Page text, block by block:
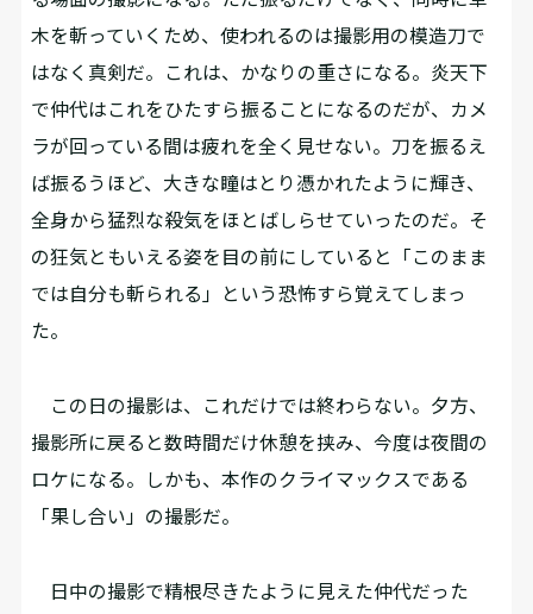
木を斬っていくため、使われるのは撮影用の模造刀で
はなく真剣だ。これは、かなりの重さになる。炎天下
で仲代はこれをひたすら振ることになるのだが、カメ
ラが回っている間は疲れを全く見せない。刀を振るえ
ば振るうほど、大きな瞳はとり憑かれたように輝き、
全身から猛烈な殺気をほとばしらせていったのだ。そ
の狂気ともいえる姿を目の前にしていると「このまま
では自分も斬られる」という恐怖すら覚えてしまっ
た。
この日の撮影は、これだけでは終わらない。夕方、
撮影所に戻ると数時間だけ休憩を挟み、今度は夜間の
ロケになる。しかも、本作のクライマックスである
「果し合い」の撮影だ。
日中の撮影で精根尽きたように見えた仲代だった